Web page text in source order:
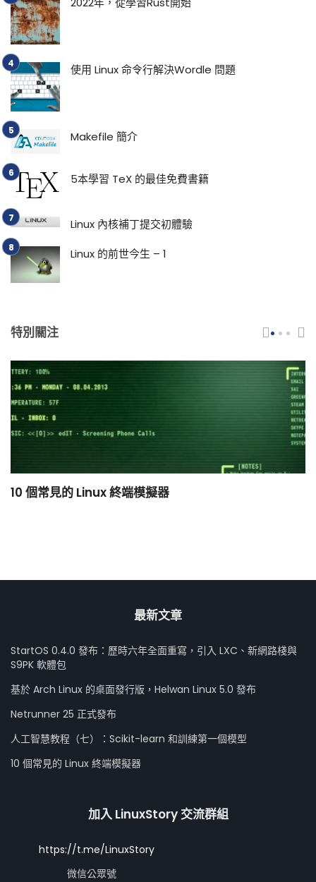
使用 Linux 命令行解決Wordle 問題
Makefile 簡介
5本學習 TeX 的最佳免費書籍
Linux 內核補丁提交初體驗
Linux 的前世今生 – 1
特別關注
10 個常見的 Linux 終端模擬器
最新文章
StartOS 0.4.0 發布：歷時六年全面重寫，引入 LXC、新網路棧與
S9PK 軟體包
基於 Arch Linux 的桌面發行版，Helwan Linux 5.0 發布
Netrunner 25 正式發布
人工智慧教程（七）：Scikit-learn 和訓練第一個模型
10 個常見的 Linux 終端模擬器
加入 LinuxStory 交流群組
https://t.me/LinuxStory
微信公眾號